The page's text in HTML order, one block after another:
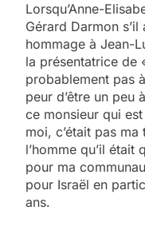
Lorsqu’Anne-
Gérard Darmon
hommage à Jean-
la présentatrice de
probablement pas
peur d’être un peu
ce monsieur qui
moi, c’était pas ma
l’homme qu’il était
pour ma
pour Israël en
ans.